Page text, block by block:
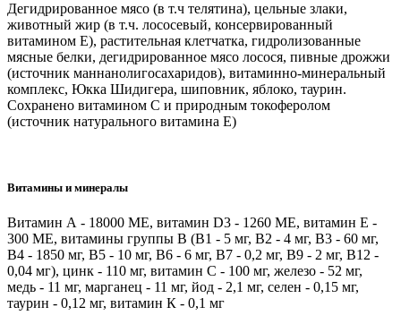
Дегидрированное мясо (в т.ч телятина), цельные злаки,
животный жир (в т.ч. лососевый, консервированный
витамином E), растительная клетчатка, гидролизованные
мясные белки, дегидрированное мясо лосося, пивные дрожжи
(источник маннанолигосахаридов), витаминно-минеральный
комплекс, Юкка Шидигера, шиповник, яблоко, таурин.
Cохранено витамином С и природным токоферолом
(источник натурального витамина Е)
Витамины и минералы
Витамин А - 18000 МЕ, витамин D3 - 1260 МЕ, витамин Е -
300 МЕ, витамины группы В (В1 - 5 мг, В2 - 4 мг, В3 - 60 мг,
В4 - 1850 мг, В5 - 10 мг, В6 - 6 мг, В7 - 0,2 мг, В9 - 2 мг, В12 -
0,04 мг), цинк - 110 мг, витамин С - 100 мг, железо - 52 мг,
медь - 11 мг, марганец - 11 мг, йод - 2,1 мг, селен - 0,15 мг,
таурин - 0,12 мг, витамин К - 0,1 мг